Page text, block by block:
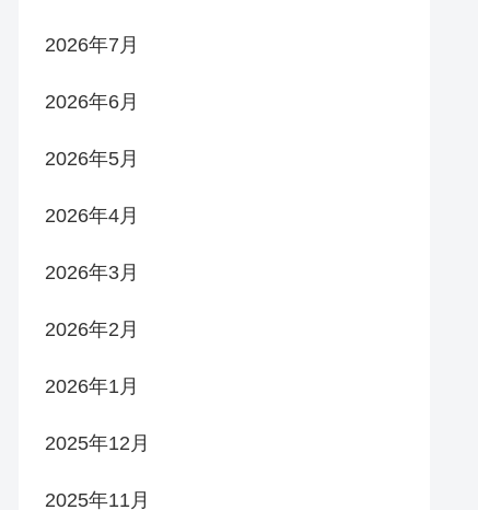
2026年7月
2026年6月
2026年5月
2026年4月
2026年3月
2026年2月
2026年1月
2025年12月
2025年11月